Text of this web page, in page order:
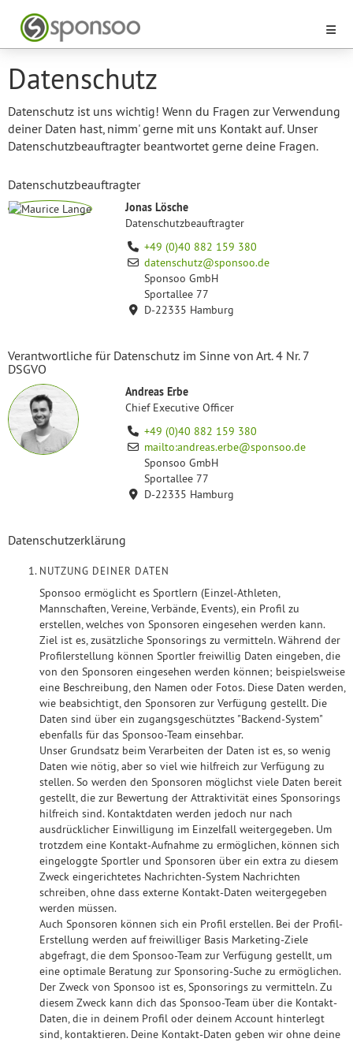
Datenschutz
Datenschutz ist uns wichtig! Wenn du Fragen zur Verwendung
deiner Daten hast, nimm' gerne mit uns Kontakt auf. Unser
Datenschutzbeauftragter beantwortet gerne deine Fragen.
Datenschutzbeauftragter
Jonas Lösche
Datenschutzbeauftragter
+49 (0)40 882 159 380
datenschutz@sponsoo.de
Sponsoo GmbH
Sportallee 77
D-22335 Hamburg
Verantwortliche für Datenschutz im Sinne von Art. 4 Nr. 7
DSGVO
Andreas Erbe
Chief Executive Officer
+49 (0)40 882 159 380
mailto:andreas.erbe@sponsoo.de
Sponsoo GmbH
Sportallee 77
D-22335 Hamburg
Datenschutzerklärung
NUTZUNG DEINER DATEN
Sponsoo ermöglicht es Sportlern (Einzel-Athleten,
Mannschaften, Vereine, Verbände, Events), ein Profil zu
erstellen, welches von Sponsoren eingesehen werden kann.
Ziel ist es, zusätzliche Sponsorings zu vermitteln. Während der
Profilerstellung können Sportler freiwillig Daten eingeben, die
von den Sponsoren eingesehen werden können; beispielsweise
eine Beschreibung, den Namen oder Fotos. Diese Daten werden,
wie beabsichtigt, den Sponsoren zur Verfügung gestellt. Die
Daten sind über ein zugangsgeschütztes "Backend-System"
ebenfalls für das Sponsoo-Team einsehbar.
Unser Grundsatz beim Verarbeiten der Daten ist es, so wenig
Daten wie nötig, aber so viel wie hilfreich zur Verfügung zu
stellen. So werden den Sponsoren möglichst viele Daten bereit
gestellt, die zur Bewertung der Attraktivität eines Sponsorings
hilfreich sind. Kontaktdaten werden jedoch nur nach
ausdrücklicher Einwilligung im Einzelfall weitergegeben. Um
trotzdem eine Kontakt-Aufnahme zu ermöglichen, können sich
eingeloggte Sportler und Sponsoren über ein extra zu diesem
Zweck eingerichtetes Nachrichten-System Nachrichten
schreiben, ohne dass externe Kontakt-Daten weitergegeben
werden müssen.
Auch Sponsoren können sich ein Profil erstellen. Bei der Profil-
Erstellung werden auf freiwilliger Basis Marketing-Ziele
abgefragt, die dem Sponsoo-Team zur Verfügung gestellt, um
eine optimale Beratung zur Sponsoring-Suche zu ermöglichen.
Der Zweck von Sponsoo ist es, Sponsorings zu vermitteln. Zu
diesem Zweck kann dich das Sponsoo-Team über die Kontakt-
Daten, die in deinem Profil oder deinem Account hinterlegt
sind, kontaktieren. Deine Kontakt-Daten geben wir ohne deine